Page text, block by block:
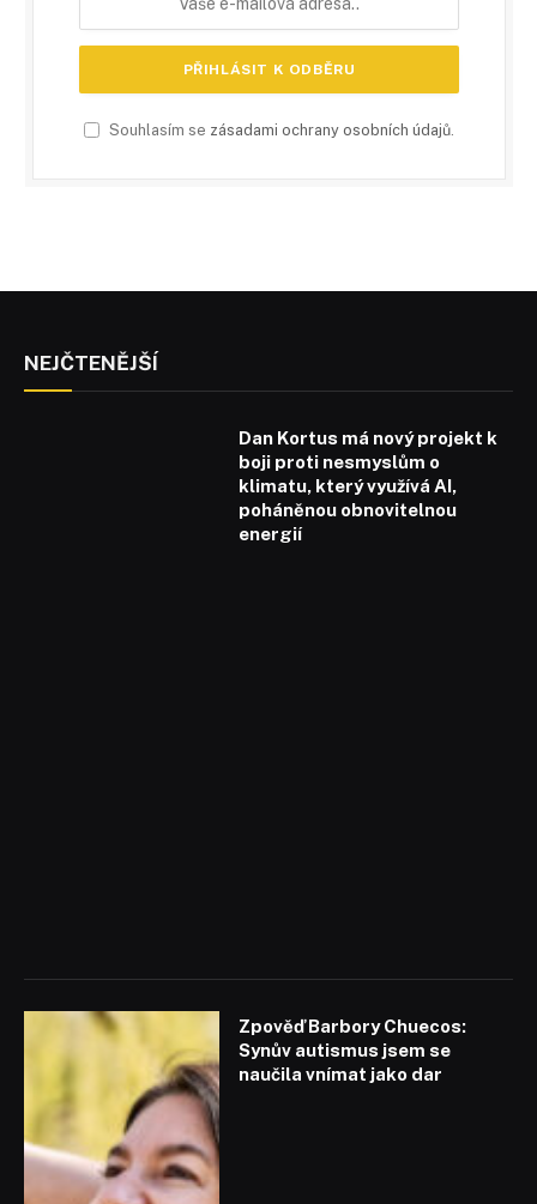
Souhlasím se zásadami ochrany osobních údajů
NEJČTENĚJŠÍ
Dan Kortus má nový projekt k
boji proti nesmyslům o
klimatu, který využívá AI,
poháněnou obnovitelnou
energií
Zpověď Barbory Chuecos:
Synův autismus jsem se
naučila vnímat jako dar